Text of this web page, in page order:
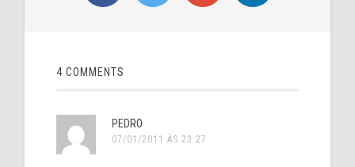
4 COMMENTS
PEDRO
07/01/2011 ÀS 23:27